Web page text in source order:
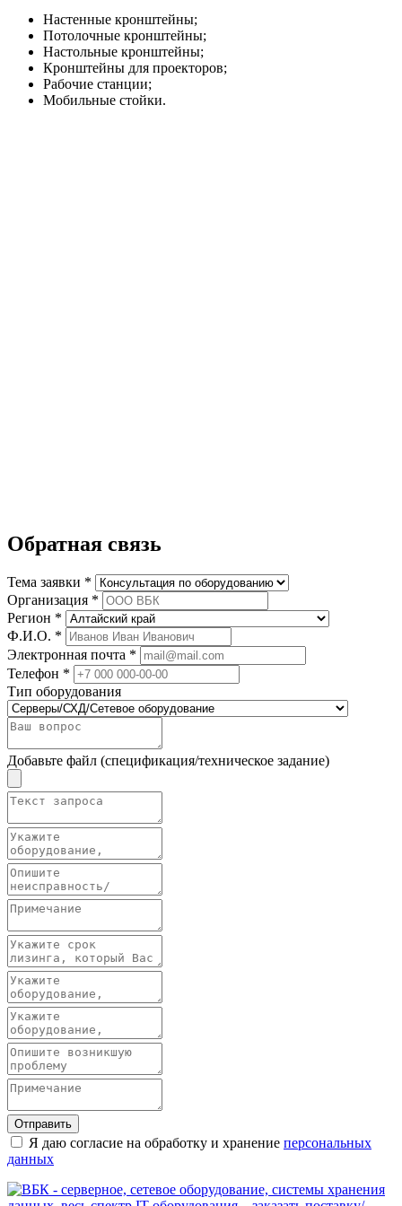
Настенные кронштейны;
Потолочные кронштейны;
Настольные кронштейны;
Кронштейны для проекторов;
Рабочие станции;
Мобильные стойки.
Обратная связь
Тема заявки *
Организация *
Регион *
Ф.И.О. *
Электронная почта *
Телефон *
Тип оборудования
Добавьте файл (спецификация/техническое задание)
Отправить
Я даю согласие на обработку и хранение персональных
данных